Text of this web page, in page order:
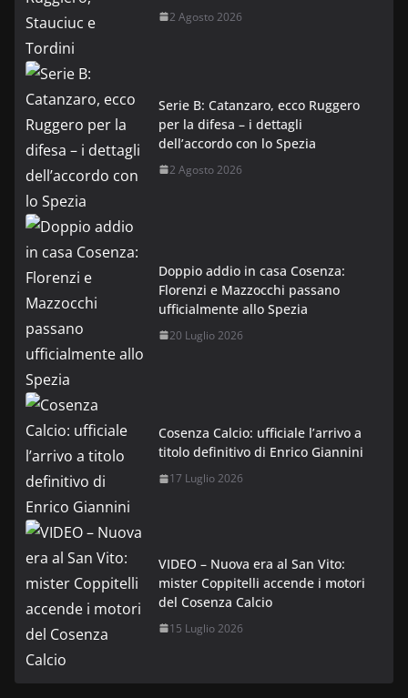
2 Agosto 2026
Serie B: Catanzaro, ecco Ruggero
per la difesa – i dettagli
dell’accordo con lo Spezia
2 Agosto 2026
Doppio addio in casa Cosenza:
Florenzi e Mazzocchi passano
ufficialmente allo Spezia
20 Luglio 2026
Cosenza Calcio: ufficiale l’arrivo a
titolo definitivo di Enrico Giannini
17 Luglio 2026
VIDEO – Nuova era al San Vito:
mister Coppitelli accende i motori
del Cosenza Calcio
15 Luglio 2026